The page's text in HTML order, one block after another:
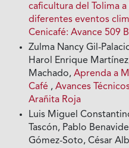
caficultura del Tolima
diferentes eventos
Cenicafé: Avance 509
Zulma Nancy Gil-
Harol Enrique
Machado,Aprenda a
Café ,Avances
Arañita Roja
Luis Miguel
Tascón, Pablo
Gómez-Soto, César